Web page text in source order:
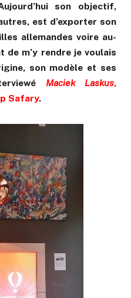
son objectif,
est d’exporter son
allemandes voire au-
m’y rendre je voulais
son modèle et ses
Maciek Laskus,
Safary.